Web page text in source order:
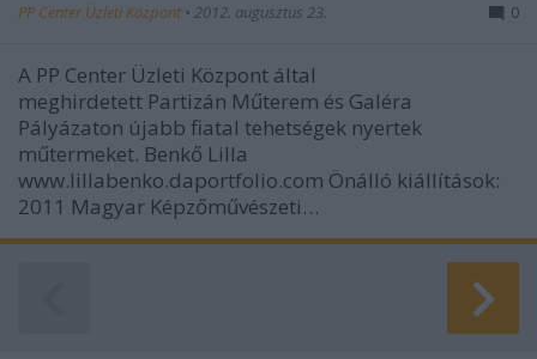
PP Center Üzleti Központ • 2012. augusztus 23. 0
A PP Center Üzleti Központ által
meghirdetett Partizán Műterem és Galéra
Pályázaton újabb fiatal tehetségek nyertek
műtermeket. Benkő Lilla
www.lillabenko.daportfolio.com Önálló kiállítások:
2011 Magyar Képzőművészeti…